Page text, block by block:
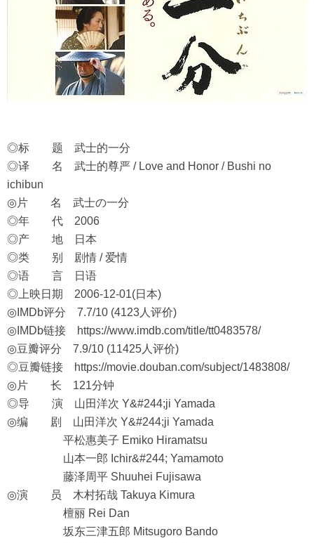
◎标 题 武士的一分
◎译 名 武士的尊严 / Love and Honor / Bushi no
ichibun
◎片 名 武士の一分
◎年 代 2006
◎产 地 日本
◎类 别 剧情 / 爱情
◎语 言 日语
◎上映日期 2006-12-01(日本)
◎IMDb评分 7.7/10 (4123人评价)
◎IMDb链接
https://www.imdb.com/title/tt0483578/
◎豆瓣评分 7.9/10 (11425人评价)
◎豆瓣链接
https://movie.douban.com/subject/1483808/
◎片 长 121分钟
◎导 演 山田洋次 Y&#244;ji Yamada
◎编 剧 山田洋次 Y&#244;ji Yamada
平松惠美子 Emiko Hiramatsu
山本一郎 Ichir&#244; Yamamoto
藤泽周平 Shuuhei Fujisawa
◎演 员 木村拓哉 Takuya Kimura
檀丽 Rei Dan
坂东三津五郎 Mitsugoro Bando